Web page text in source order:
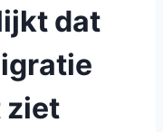
dat
ziet